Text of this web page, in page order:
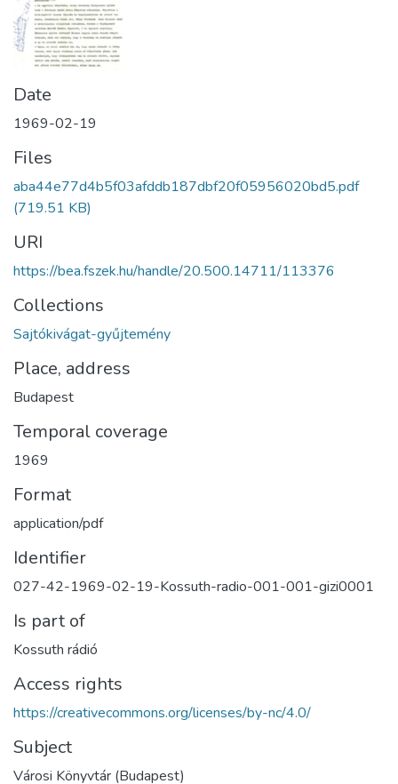
Date
1969-02-19
Files
aba44e77d4b5f03afddb187dbf20f05956020bd5.pdf
(719.51 KB)
URI
https://bea.fszek.hu/handle/20.500.14711/113376
Collections
Sajtókivágat-gyűjtemény
Place, address
Budapest
Temporal coverage
1969
Format
application/pdf
Identifier
027-42-1969-02-19-Kossuth-radio-001-001-gizi0001
Is part of
Kossuth rádió
Access rights
https://creativecommons.org/licenses/by-nc/4.0/
Subject
Városi Könyvtár (Budapest)